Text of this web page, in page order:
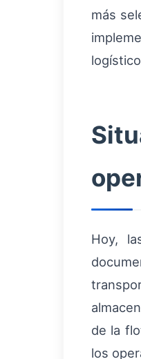
más
Hoy,
de la
los